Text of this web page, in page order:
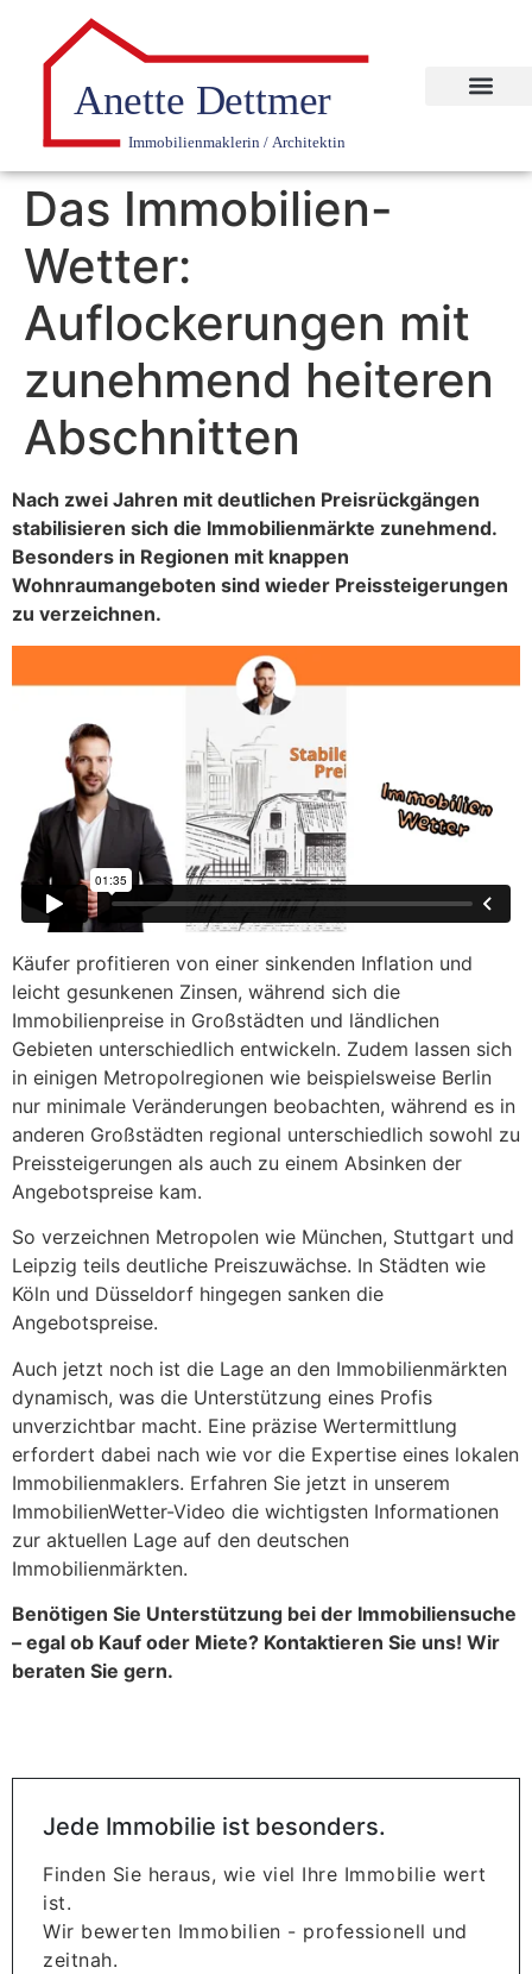
Das Immobilien-
Wetter:
Auflockerungen mit
zunehmend heiteren
Abschnitten
Nach zwei Jahren mit deutlichen Preisrückgängen
stabilisieren sich die Immobilienmärkte zunehmend.
Besonders in Regionen mit knappen
Wohnraumangeboten sind wieder Preissteigerungen
zu verzeichnen.
Käufer profitieren von einer sinkenden Inflation und
leicht gesunkenen Zinsen, während sich die
Immobilienpreise in Großstädten und ländlichen
Gebieten unterschiedlich entwickeln. Zudem lassen sich
in einigen Metropolregionen wie beispielsweise Berlin
nur minimale Veränderungen beobachten, während es in
anderen Großstädten regional unterschiedlich sowohl zu
Preissteigerungen als auch zu einem Absinken der
Angebotspreise kam.
So verzeichnen Metropolen wie München, Stuttgart und
Leipzig teils deutliche Preiszuwächse. In Städten wie
Köln und Düsseldorf hingegen sanken die
Angebotspreise.
Auch jetzt noch ist die Lage an den Immobilienmärkten
dynamisch, was die Unterstützung eines Profis
unverzichtbar macht. Eine präzise Wertermittlung
erfordert dabei nach wie vor die Expertise eines lokalen
Immobilienmaklers. Erfahren Sie jetzt in unserem
ImmobilienWetter-Video die wichtigsten Informationen
zur aktuellen Lage auf den deutschen
Immobilienmärkten.
Benötigen Sie Unterstützung bei der Immobiliensuche
– egal ob Kauf oder Miete? Kontaktieren Sie uns! Wir
beraten Sie gern.
Jede Immobilie ist besonders.
Finden Sie heraus, wie viel Ihre Immobilie wert
ist.
Wir bewerten Immobilien - professionell und
zeitnah.